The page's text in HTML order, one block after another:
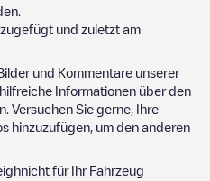
und zuletzt am
und Kommentare unserer
Informationen über den
Versuchen Sie gerne, Ihre
hinzuzufügen, um den anderen
nicht für Ihr Fahrzeug